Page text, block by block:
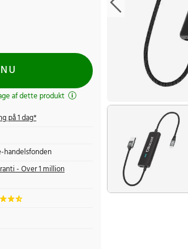
af dette produkt
på 1 dag*
handelsfonden
- Over 1 million